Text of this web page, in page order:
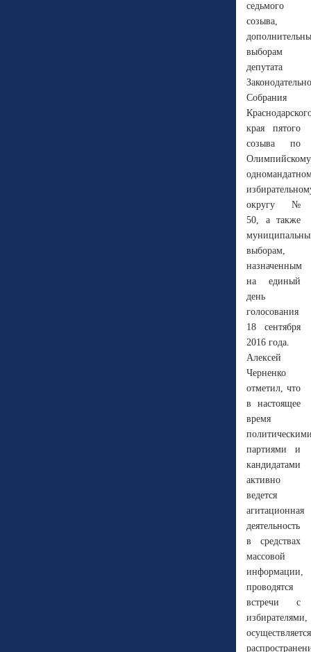
седьмого
созыва,
выборам
депутата
Собрания
края пятого
созыва по
Олимпийскому
округу №
50, а также
выборам,
назначенным
на единый
день
голосования
18 сентября
2016 года.
Алексей
Черненко
отметил, что
в настоящее
время
партиями и
кандидатами
активно
ведется
агитационная
деятельность
в средствах
массовой
информации,
проводятся
встречи с
избирателями,
осуществляется